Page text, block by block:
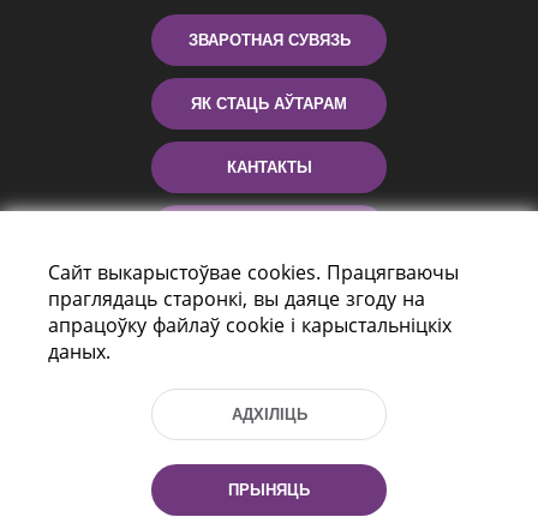
ЗВАРОТНАЯ СУВЯЗЬ
ЯК СТАЦЬ АЎТАРАМ
КАНТАКТЫ
праспект Незалежнасці 116
г. Мiнск, Рэспубліка Беларусь, 220114
Сайт выкарыстоўвае cookies. Працягваючы
праглядаць старонкі, вы даяце згоду на
апрацоўку файлаў cookie і карыстальніцкіх
даных.
АДХІЛІЦЬ
ПРЫНЯЦЬ